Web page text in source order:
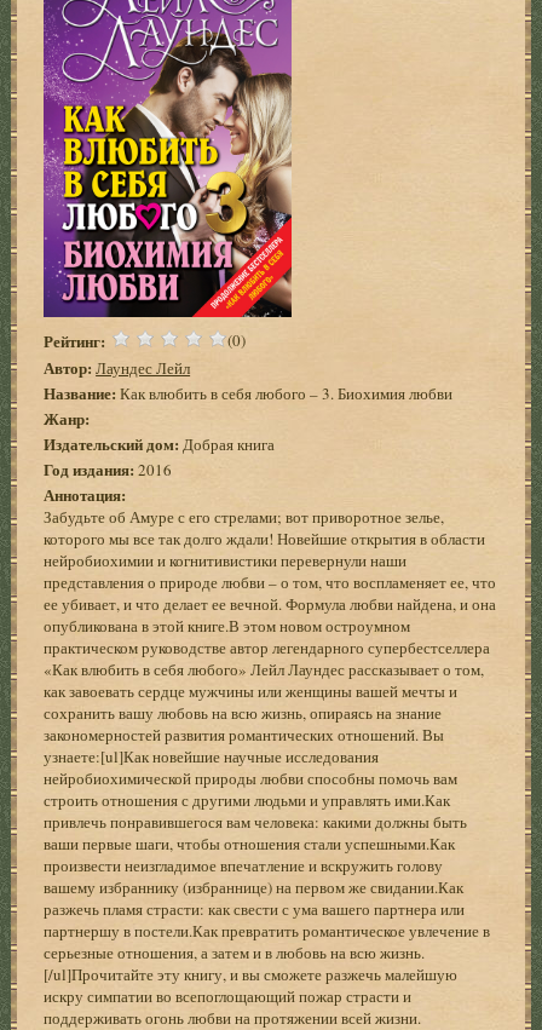
Рейтинг: (0)
Автор: Лаундес Лейл
Название: Как влюбить в себя любого – 3. Биохимия любви
Жанр:
Издательский дом: Добрая книга
Год издания: 2016
Аннотация:
Забудьте об Амуре с его стрелами; вот приворотное зелье,
которого мы все так долго ждали! Новейшие открытия в области
нейробиохимии и когнитивистики перевернули наши
представления о природе любви – о том, что воспламеняет ее, что
ее убивает, и что делает ее вечной. Формула любви найдена, и она
опубликована в этой книге.В этом новом остроумном
практическом руководстве автор легендарного супербестселлера
«Как влюбить в себя любого» Лейл Лаундес рассказывает о том,
как завоевать сердце мужчины или женщины вашей мечты и
сохранить вашу любовь на всю жизнь, опираясь на знание
закономерностей развития романтических отношений. Вы
узнаете:[ul]Как новейшие научные исследования
нейробиохимической природы любви способны помочь вам
строить отношения с другими людьми и управлять ими.Как
привлечь понравившегося вам человека: какими должны быть
ваши первые шаги, чтобы отношения стали успешными.Как
произвести неизгладимое впечатление и вскружить голову
вашему избраннику (избраннице) на первом же свидании.Как
разжечь пламя страсти: как свести с ума вашего партнера или
партнершу в постели.Как превратить романтическое увлечение в
серьезные отношения, а затем и в любовь на всю жизнь.
[/ul]Прочитайте эту книгу, и вы сможете разжечь малейшую
искру симпатии во всепоглощающий пожар страсти и
поддерживать огонь любви на протяжении всей жизни.